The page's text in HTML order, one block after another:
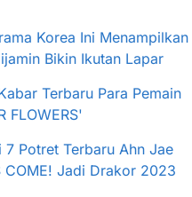
Korea Ini Menampilkan
Bikin Ikutan Lapar
Terbaru Para Pemain
FLOWERS'
Potret Terbaru Ahn Jae
COME! Jadi Drakor 2023